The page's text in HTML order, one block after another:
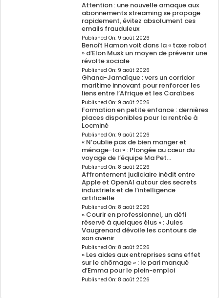
Attention : une nouvelle arnaque aux
abonnements streaming se propage
rapidement, évitez absolument ces
emails frauduleux
Published On: 9 août 2026
Benoît Hamon voit dans la « taxe robot
» d’Elon Musk un moyen de prévenir une
révolte sociale
Published On: 9 août 2026
Ghana-Jamaïque : vers un corridor
maritime innovant pour renforcer les
liens entre l’Afrique et les Caraïbes
Published On: 9 août 2026
Formation en petite enfance : dernières
places disponibles pour la rentrée à
Locminé
Published On: 9 août 2026
« N’oublie pas de bien manger et
ménage-toi » : Plongée au cœur du
voyage de l’équipe Ma Pet…
Published On: 8 août 2026
Affrontement judiciaire inédit entre
Apple et OpenAI autour des secrets
industriels et de l’intelligence
artificielle
Published On: 8 août 2026
« Courir en professionnel, un défi
réservé à quelques élus » : Jules
Vaugrenard dévoile les contours de
son avenir
Published On: 8 août 2026
« Les aides aux entreprises sans effet
sur le chômage » : le pari manqué
d’Emma pour le plein-emploi
Published On: 8 août 2026